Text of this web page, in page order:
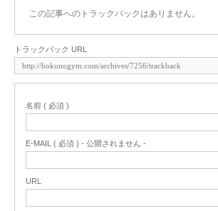
この記事へのトラックバックはありません。
トラックバック URL
名前 ( 必須 )
E-MAIL ( 必須 ) - 公開されません -
URL